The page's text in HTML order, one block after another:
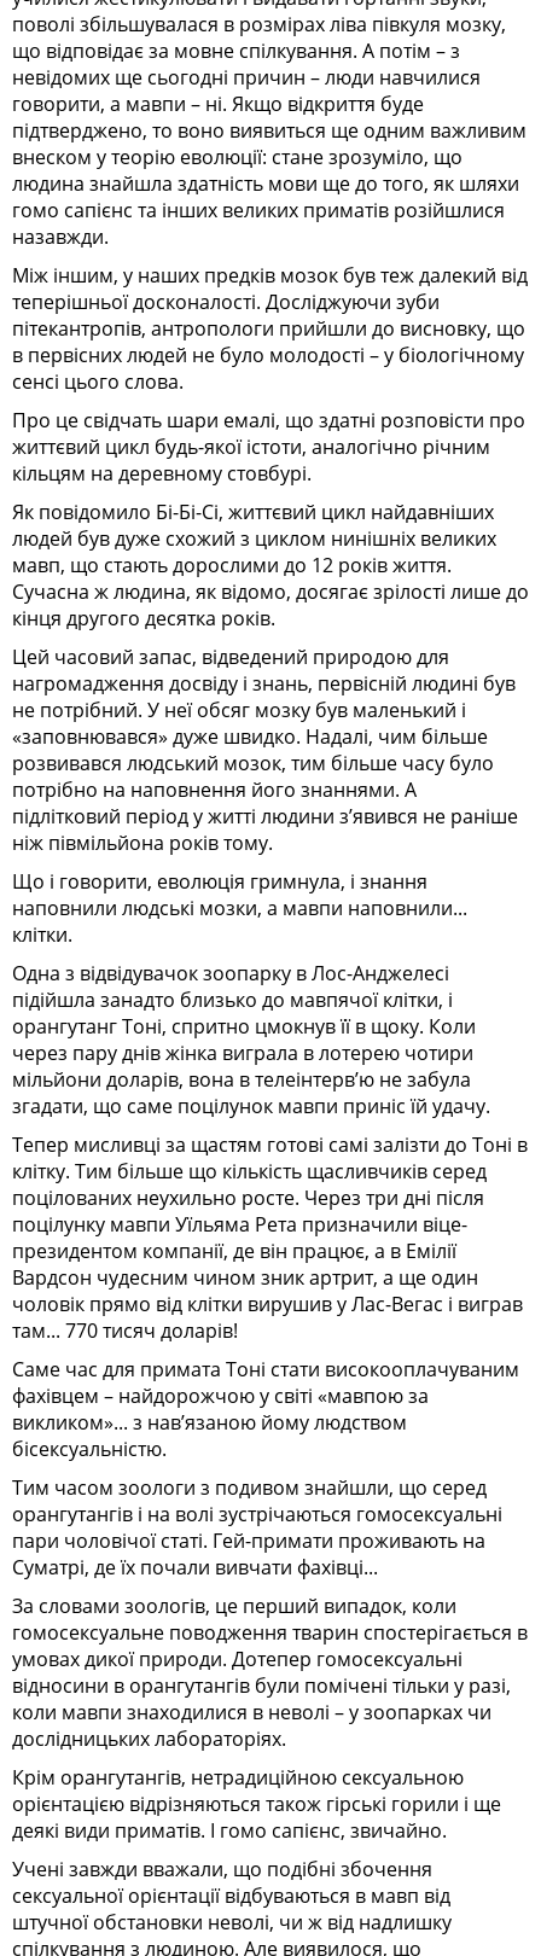
поволі збільшувалася в розмірах ліва півкуля мозку,
що відповідає за мовне спілкування. А потім – з
невідомих ще сьогодні причин – люди навчилися
говорити, а мавпи – ні. Якщо відкриття буде
підтверджено, то воно виявиться ще одним важливим
внеском у теорію еволюції: стане зрозуміло, що
людина знайшла здатність мови ще до того, як шляхи
гомо сапієнс та інших великих приматів розійшлися
назавжди.
Між іншим, у наших предків мозок був теж далекий від
теперішньої досконалості. Досліджуючи зуби
пітекантропів, антропологи прийшли до висновку, що
в первісних людей не було молодості – у біологічному
сенсі цього слова.
Про це свідчать шари емалі, що здатні розповісти про
життєвий цикл будь-якої істоти, аналогічно річним
кільцям на деревному стовбурі.
Як повідомило Бі-Бі-Сі, життєвий цикл найдавніших
людей був дуже схожий з циклом нинішніх великих
мавп, що стають дорослими до 12 років життя.
Сучасна ж людина, як відомо, досягає зрілості лише до
кінця другого десятка років.
Цей часовий запас, відведений природою для
нагромадження досвіду і знань, первісній людині був
не потрібний. У неї обсяг мозку був маленький і
«заповнювався» дуже швидко. Надалі, чим більше
розвивався людський мозок, тим більше часу було
потрібно на наповнення його знаннями. А
підлітковий період у житті людини з’явився не раніше
ніж півмільйона років тому.
Що і говорити, еволюція гримнула, і знання
наповнили людські мозки, а мавпи наповнили...
клітки.
Одна з відвідувачок зоопарку в Лос-Анджелесі
підійшла занадто близько до мавпячої клітки, і
орангутанг Тоні, спритно цмокнув її в щоку. Коли
через пару днів жінка виграла в лотерею чотири
мільйони доларів, вона в телеінтерв’ю не забула
згадати, що саме поцілунок мавпи приніс їй удачу.
Тепер мисливці за щастям готові самі залізти до Тоні в
клітку. Тим більше що кількість щасливчиків серед
поцілованих неухильно росте. Через три дні після
поцілунку мавпи Уїльяма Рета призначили віце-
президентом компанії, де він працює, а в Емілії
Вардсон чудесним чином зник артрит, а ще один
чоловік прямо від клітки вирушив у Лас-Вегас і виграв
там... 770 тисяч доларів!
Саме час для примата Тоні стати високооплачуваним
фахівцем – найдорожчою у світі «мавпою за
викликом»... з нав’язаною йому людством
бісексуальністю.
Тим часом зоологи з подивом знайшли, що серед
орангутангів і на волі зустрічаються гомосексуальні
пари чоловічої статі. Гей-примати проживають на
Суматрі, де їх почали вивчати фахівці...
За словами зоологів, це перший випадок, коли
гомосексуальне поводження тварин спостерігається в
умовах дикої природи. Дотепер гомосексуальні
відносини в орангутангів були помічені тільки у разі,
коли мавпи знаходилися в неволі – у зоопарках чи
дослідницьких лабораторіях.
Крім орангутангів, нетрадиційною сексуальною
орієнтацією відрізняються також гірські горили і ще
деякі види приматів. І гомо сапієнс, звичайно.
Учені завжди вважали, що подібні збочення
сексуальної орієнтації відбуваються в мавп від
штучної обстановки неволі, чи ж від надлишку
спілкування з людиною. Але виявилося, що